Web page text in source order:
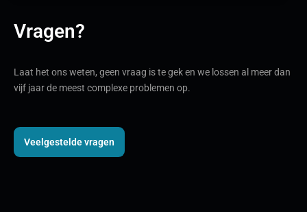
Vragen?
Laat het ons weten, geen vraag is te gek en we lossen al meer dan
vijf jaar de meest complexe problemen op.
Veelgestelde vragen